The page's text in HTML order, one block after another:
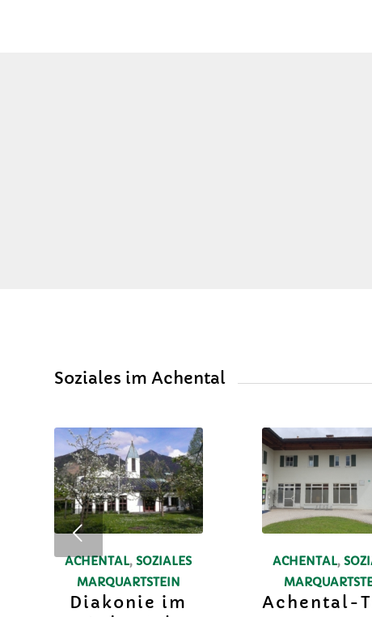
Soziales im Achental
ACHENTAL,SOZIALES
MARQUARTSTEIN
Diakonie im
ACHENTAL,
Achental-